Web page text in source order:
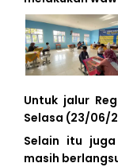
Untuk jalur
Selasa (23/06/
Selain itu
masih